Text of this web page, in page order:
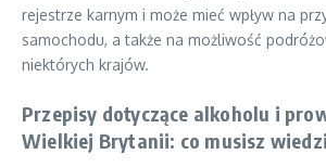
rejestrze karnym i może mieć wpływ na
samochodu, a także na możliwość
niektórych krajów.
Przepisy dotyczące alkoholu i
Wielkiej Brytanii: co musisz